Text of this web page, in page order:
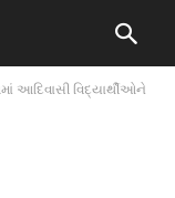
આદિવાસી વિદ્યાર્થીઓને